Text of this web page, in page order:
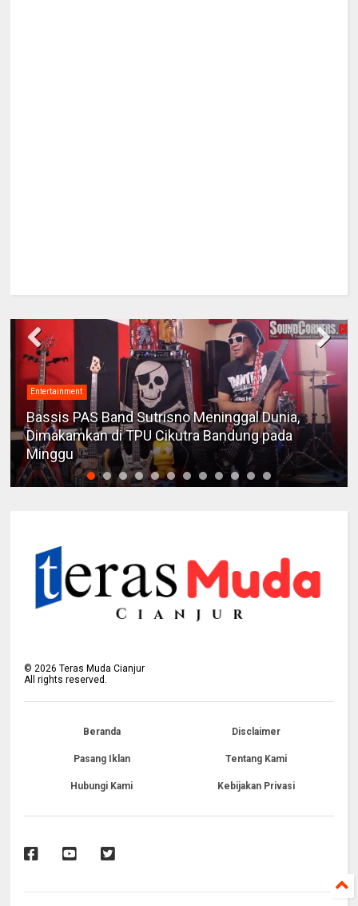
Entertainment
Bassis PAS Band Sutrisno Meninggal Dunia,
Dimakamkan di TPU Cikutra Bandung pada
Minggu
©2026 Teras Muda Cianjur
All rights reserved.
Beranda Disclaimer
Pasang Iklan Tentang Kami
Hubungi Kami Kebijakan Privasi